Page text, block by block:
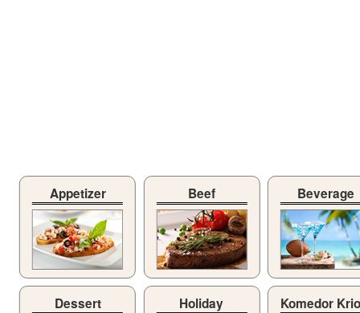
Appetizer Beef Beverage
Dessert Holiday Komedor